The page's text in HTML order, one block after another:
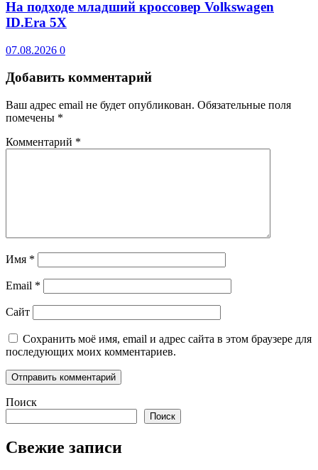
На подходе младший кроссовер Volkswagen
ID.Era 5X
07.08.2026 0
Добавить комментарий
Ваш адрес email не будет опубликован. Обязательные поля
помечены *
Комментарий *
Имя *
Email *
Сайт
Сохранить моё имя, email и адрес сайта в этом браузере для
последующих моих комментариев.
Поиск
Поиск
Свежие записи